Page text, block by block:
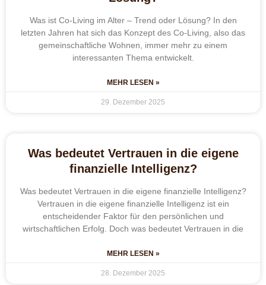
Was ist Co-Living im Alter – Trend oder Lösung? In den
letzten Jahren hat sich das Konzept des Co-Living, also das
gemeinschaftliche Wohnen, immer mehr zu einem
interessanten Thema entwickelt.
MEHR LESEN »
29. Dezember 2025
Was bedeutet Vertrauen in die eigene
finanzielle Intelligenz?
Was bedeutet Vertrauen in die eigene finanzielle Intelligenz?
Vertrauen in die eigene finanzielle Intelligenz ist ein
entscheidender Faktor für den persönlichen und
wirtschaftlichen Erfolg. Doch was bedeutet Vertrauen in die
MEHR LESEN »
28. Dezember 2025